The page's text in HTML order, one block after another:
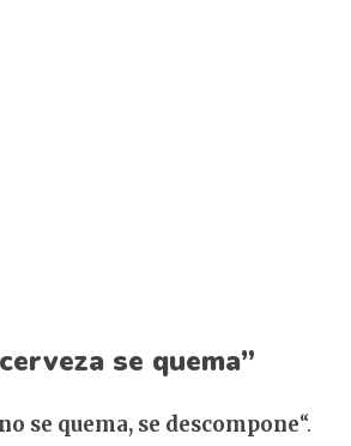
se quema”
se quema, se descompone“.